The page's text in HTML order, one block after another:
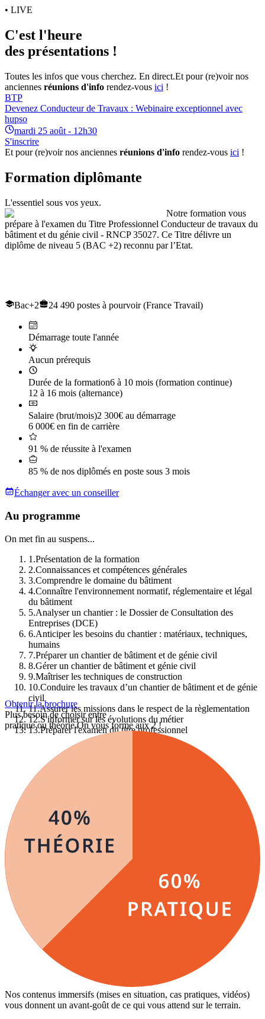
• LIVE
C'est l'heure
des présentations !
Toutes les infos que vous cherchez. En direct.Et pour (re)voir nos
anciennes réunions d'info rendez-vous ici !
BTP
Devenez Conducteur de Travaux : Webinaire exceptionnel avec
hupso
mardi 25 août - 12h30
S'inscrire
Et pour (re)voir nos anciennes réunions d'info rendez-vous ici !
Formation diplômante
L'essentiel sous vos yeux.
Notre formation vous
prépare à l'examen du Titre Professionnel Conducteur de travaux du
bâtiment et du génie civil - RNCP 35027. Ce Titre délivre un
diplôme de niveau 5 (BAC +2) reconnu par l’Etat.
Bac+2 24 490 postes à pourvoir (France Travail)
Démarrage toute l'année
Aucun prérequis
Durée de la formation6 à 10 mois (formation continue)
12 à 16 mois (alternance)
Salaire (brut/mois)2 300€ au démarrage
6 000€ en fin de carrière
91 % de réussite à l'examen
85 % de nos diplômés en poste sous 3 mois
Échanger avec un conseiller
Au programme
On met fin au suspens...
1 .Présentation de la formation
2.Connaissances et compétences générales
3.Comprendre le domaine du bâtiment
4.Connaître l'environnement normatif, réglementaire et légal
du bâtiment
5.Analyser un chantier : le Dossier de Consultation des
Entreprises (DCE)
6.Anticiper les besoins du chantier : matériaux, techniques,
humains
7.Préparer un chantier de bâtiment et de génie civil
8.Gérer un chantier de bâtiment et génie civil
9.Maîtriser les techniques de construction
10.Conduire les travaux d’un chantier de bâtiment et de génie
civil
11.Assurer les missions dans le respect de la règlementation
12.S'informer sur les évolutions du métier
13.Préparer l'examen du titre professionnel
Obtenir la brochure
Plus besoin de choisir entre
pratique ou théorie.On vous forme aux 2 !
Nos contenus immersifs (mises en situation, cas pratiques, vidéos)
vous donnent un avant-goût de ce qui vous attend sur le terrain.